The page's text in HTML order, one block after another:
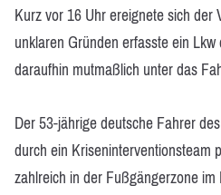
Kurz vor 16 Uhr ereignete sich
unklaren Gründen erfasste ein
daraufhin mutmaßlich unter das
Der 53-jährige deutsche Fahrer
durch ein Kriseninterventionsteam
zahlreich in der Fußgängerzone